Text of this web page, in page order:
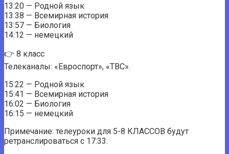
13:20 — Родной язык
13:38 — Всемирная история
13:57 — Биология
14:12 — немецкий
👉 8 класс
Телеканалы: «Евроспорт», «ТВС».
15:22 — Родной язык
15:41 — Всемирная история
16:02 — Биология
16:15 — немецкий
Примечание: телеуроки для 5-8 КЛАССОВ будут
ретранслироваться с 17:33.